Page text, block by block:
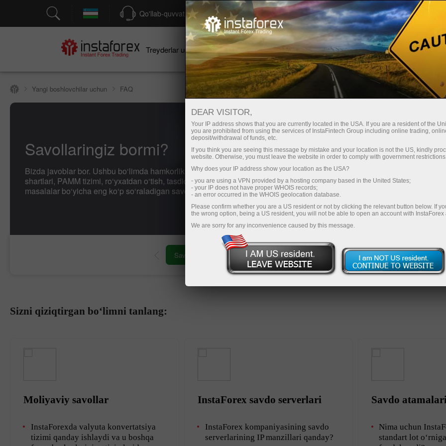
Qo'llab-quvvatlash Hisob-varag'ini tez ochish Savdo platformasi
Treyderlar uchun
Endi ish
boshlayotganlar
uchun
Investorlar uchun Hamkorlar uchun
Yangi boshlovchilar uchun FAQ
Savollaringiz bormi?
Bizda javoblar bor. Ushbu bo‘limda hamkorlik dasturi, savdo
shartlari, PAMM tizimi, ro‘yxatdan o‘tish, tasdiqlash va boshqa
masalalar bo‘yicha eng ko‘p so‘raladigan savollar jamlangan.
Savdo hisob-varag‘ini ochish Demo-hisob-varag‘ini ochish
Sizni qiziqtirgan bo‘limni tanlang:
Moliyaviy savollar
InstaForexda valyuta konvertatsiya
tizimi qanday ishlaydi va u boshqa
InstaForex savdo serverlari
InstaForex kompaniyasining savdo
serverlarining IP manzillari qanday?
Savdo
Nima uchun
standart lot
DEAR VISITOR,
Your IP address shows that you are currently located in the USA. If you are a resident of the
you are prohibited from using the services of InstaFintech Group including online trading,
deposit/withdrawal of funds, etc.
If you think you are seeing this message by mistake and your location is not the US, kindly
website. Otherwise, you must leave the website in order to comply with government
Why does your IP address show your location as the USA?
- you are using a VPN provided by a hosting company based in the United States;
- your IP does not have proper WHOIS records;
- an error occurred in the WHOIS geolocation database.
Please confirm whether you are a US resident or not by clicking the relevant button below. If
the wrong option, being a US resident, you will not be able to open an account with InstaForex
We are sorry for any inconvenience caused by this message.